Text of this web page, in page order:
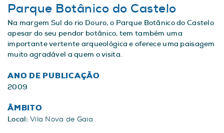
Parque Botânico do Castelo
Na margem Sul do rio Douro, o Parque Botânico do Castelo
apesar do seu pendor botânico, tem também uma
importante vertente arqueológica e oferece uma paisagem
muito agradável a quem o visita.
ANO DE PUBLICAÇÃO
2009
ÂMBITO
Local: Vila Nova de Gaia